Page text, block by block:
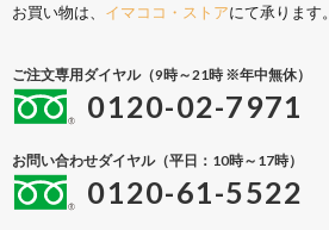
お買い物は、 イマココ・ストアにて承ります。
ご注文専用ダイヤル（9時～21時 ※年中無休）
0120-02-7971
お問い合わせダイヤル（平日：10時～17時）
0120-61-5522